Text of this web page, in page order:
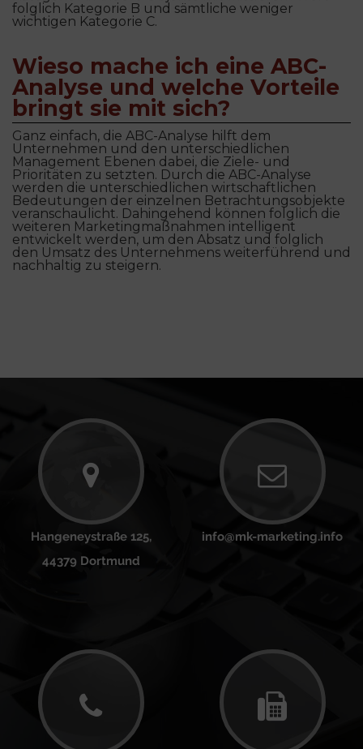
folglich Kategorie B und sämtliche weniger
wichtigen Kategorie C.
Wieso mache ich eine ABC-
Analyse und welche Vorteile
bringt sie mit sich?
Ganz einfach, die ABC-Analyse hilft dem
Unternehmen und den unterschiedlichen
Management Ebenen dabei, die Ziele- und
Prioritäten zu setzten. Durch die ABC-Analyse
werden die unterschiedlichen wirtschaftlichen
Bedeutungen der einzelnen Betrachtungsobjekte
veranschaulicht. Dahingehend können folglich die
weiteren Marketingmaßnahmen intelligent
entwickelt werden, um den Absatz und folglich
den Umsatz des Unternehmens weiterführend und
nachhaltig zu steigern.
Hangeneystraße 125,
44379 Dortmund
info@mk-marketing.info